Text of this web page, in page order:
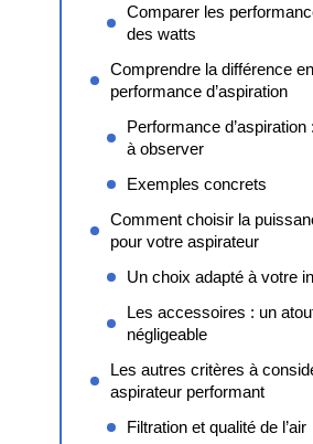
Comparer les
des watts
Comprendre la différence
performance d’aspiration
Performance
à observer
Exemples concrets
Comment choisir la
pour votre aspirateur
Un choix adapté à votre
Les accessoires : un
négligeable
Les autres critères à
aspirateur performant
Filtration et qualité de l’air